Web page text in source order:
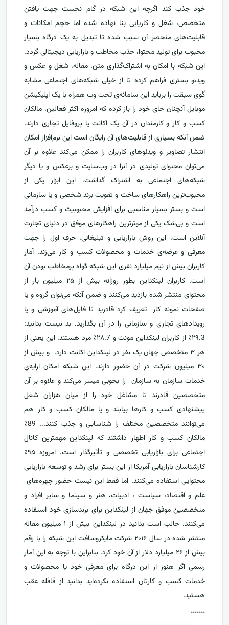
خود جذب کند اگرچه این شبکه در گام نخست جهت یافتن
متخصص، شغل و کاریابی بنا نهاده شده اما حجم امکانات و
قابلیت‌های منحصر آن سبب شده تا تبدیل به یک درگاه بسیار
محبوب برای تولید محتوا، جذب مخاطب و بازاریابی دیجیتالی گردد.
این شبکه با امکان به اشتراک‌گذاری متن، مقاله، شغل و عکس و
ویدئو بستری فراهم کرده تا از خیلی شبکه‌های اجتماعی مشابه
گوی سبقت را برباید این سامانه‌ی تحت وب همراه با یک اپلیکیشن
موبایل آنچنان جای خود را باز کرده که امروزه اکثر فعالین، مالکان
کسب و کار و کارمندان در آن یک اکانت یا پروفایل تجاری دارند.
ضمن آنکه بسیاری از قابلیت‌های آن رایگان است این نرم‌افزار امکان
انتشار تصاویر و ویدئوهای کاربران را ممکن می‌کند علاوه بر آن
می‌توان محتوای تولیدی در آنرا در وب‌سایت‌ و برعکس و یا دیگر
شبکه‌های اجتماعی به اشتراک گذاشت. این ابزار یکی از
محبوب‌ترین راهکارهای ساخت و تقویت برند شخصی و یا سازمانی
است و بستر بسیار مناسبی برای افزایش محبوبیت و کسب درآمد
است و بی‌شک یکی از موثرترین راهکارهای موفق در دنیای تجارت
آنلاین است، این روش بازاریابی و تبلیغاتی، حرف اول را جهت
معرفی و عرضه‌ی خدمات و محصولات کسب و کار می‌زند. آمار
کاربران بیش از نیم میلیارد نفری این شبکه گواه پرمخاطب بودن آن
است. کاربران لینکداین بطور روزانه بیش از ۲۵ میلیون بار از
محتوای منتشر شده بازدید می‌کنند و ضمن آنکه می‌توان گروه و یا
صفحات نمونه کار تعریف کرد قادرید تا فایل‌های آموزشی و یا
رویدادهای تجاری و سازمانی را در آن بگذارید. بد نیست بدانید:
۲۹.3٪ از کاربران لینکداین مونث و ۲۸.7٪ مرد هستند. این یعنی از
هر ۳ متخصص جهان یک نفر در لینکداین اکانت دارد. و بیش از
۳۰ میلیون شرکت در آن حضور دارند. این شبکه امکان ارایه‌ی
خدمات سازمان به سازمان را بخوبی میسر می‌کند و علاوه بر آن
متخصصین قادرند تا مشاغل خود را از میان هزاران شغل
پیشنهادی کسب و کارها بیابند و یا مالکان کسب و کار هم
می‌توانند متخصصین مختلف را شناسایی و جذب کنند... 89٪
مالکان کسب و کار اظهار داشتند که لینکداین مهمترین کانال
اجتماعی برای بازاریابی تخصصی و تأثیرگذار است. امروزه ۹۵٪
کارشناسان بازاریابی آمریکا از این بستر برای رشد و توسعه بازاریابی
محتوایی استفاده می‌کنند. اما فقط این نیست حضور چهره‌های
علم و اقتصاد، سیاست ، ادبیات، هنر و سینما و سایر افراد و
متخصصین موفق جهان از لینکداین برای برندسازی خود استفاده
می‌کنند. جالب است بدانید در لینکداین بیش از ۱ میلیون مقاله
منتشر شده در سال ۲۰۱۶ شرکت مایکروسافت این شبکه را با رقم
بیش از ۲۶ میلیارد دلار از آن خود کرد. بنابراین با توجه به این آمار
رسمی اگر هنوز از این درگاه برای معرفی خود یا محصولات و
خدمات کسب و کارتان استفاده نکرده‌اید بدانید از قافله عقب
هستید.
...
....